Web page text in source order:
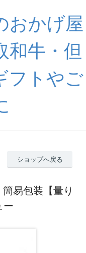
おかげ屋
和牛・但
フトやご
ショップへ戻る
易包装【量り
ー